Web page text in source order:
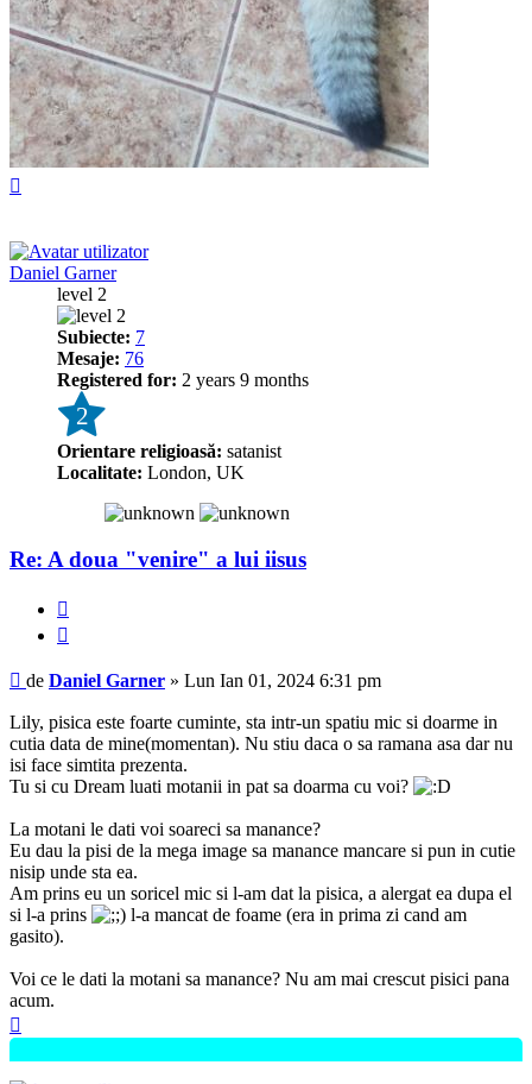
Daniel Garner
level 2
Subiecte: 7
Mesaje: 76
Registered for: 2 years 9 months
2
Orientare religioasă: satanist
Localitate: London, UK
Re: A doua "venire" a lui iisus
Mesaj
de Daniel Garner » Lun Ian 01, 2024 6:31 pm
Lily, pisica este foarte cuminte, sta intr-un spatiu mic si doarme in
cutia data de mine(momentan). Nu stiu daca o sa ramana asa dar nu
isi face simtita prezenta.
Tu si cu Dream luati motanii in pat sa doarma cu voi?
La motani le dati voi soareci sa manance?
Eu dau la pisi de la mega image sa manance mancare si pun in cutie
nisip unde sta ea.
Am prins eu un soricel mic si l-am dat la pisica, a alergat ea dupa el
si l-a prins
l-a mancat de foame (era in prima zi cand am
gasito).
Voi ce le dati la motani sa manance? Nu am mai crescut pisici pana
acum.